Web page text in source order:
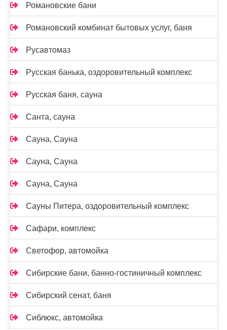
Романовские бани
Романовский комбинат бытовых услуг, баня
Русавтомаз
Русская банька, оздоровительный комплекс
Русская баня, сауна
Санта, сауна
Сауна, Сауна
Сауна, Сауна
Сауна, Сауна
Сауны Питера, оздоровительный комплекс
Сафари, комплекс
Светофор, автомойка
Сибирские бани, банно-гостиничный комплекс
Сибирский сенат, баня
Сиблюкс, автомойка